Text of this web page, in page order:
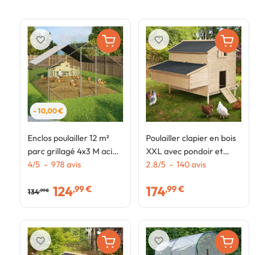
- 10,00 €
Enclos poulailler 12 m²
parc grillagé 4x3 M acier
galvanisé
4/5 - 978 avis
134,99 € 124,99 €
favorite_border
favorite_border
Poulailler clapier en bois
XXL avec pondoir et
tiroir à déjections 6
2.8/5 - 140avis
174,99 €
favorite_border
favorite_border